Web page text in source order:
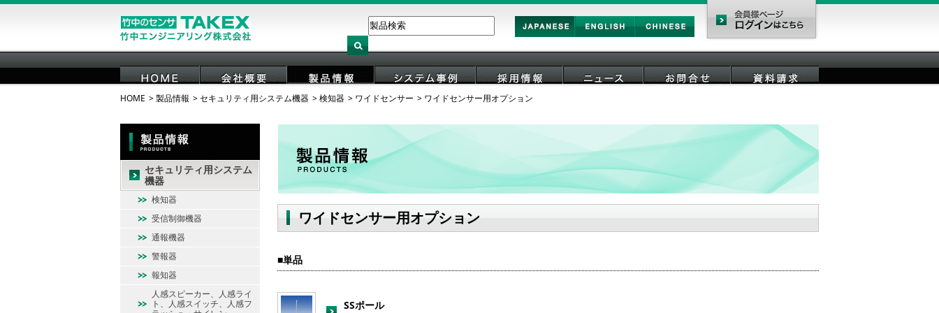
Japan English Chinese
会員様ページ
HOME 会社概要 製品情報 システム事例 採用情報
HOME 製品情報 セキュリティ用システム機器 検知器 ワイドセンサー ワイドセンサー用オプション
ワイドセンサー用オプション
単品
SSポール
セキュリティ用システム
機器
検知器
受信制御機器
通報機器
警報器
報知器
人感スピーカー、人感ライ
ト、人感スイッチ、人感フ